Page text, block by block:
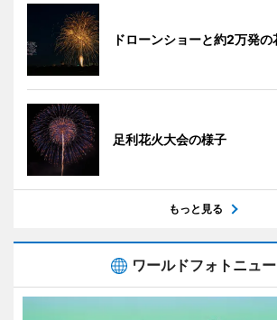
ドローンショーと約2万発
足利花火大会の様子
もっと見る
ワールドフォトニュ